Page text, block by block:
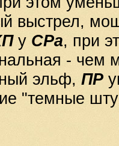
выстрел,
у СРа, при
- чем
эльф, ПР
"темные